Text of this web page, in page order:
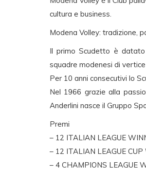
cultura e business.
Modena Volley: tradizione,
Il primo Scudetto è
squadre modenesi di
Per 10 anni consecutivi lo
Nel 1966 grazie alla
Anderlini nasce il Gruppo
Premi
– 12 ITALIAN LEAGUE
– 12 ITALIAN LEAGUE CUP
– 4 CHAMPIONS LEAGUE